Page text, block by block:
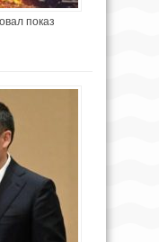
показ